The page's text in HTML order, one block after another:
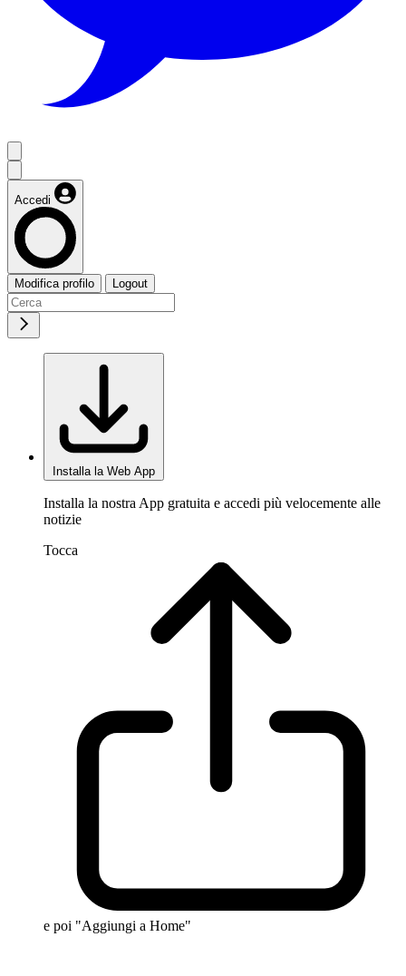
Accedi
Modifica profilo Logout
Installa la Web App
Installa la nostra App gratuita e accedi più velocemente alle
notizie
Tocca
e poi "Aggiungi a Home"